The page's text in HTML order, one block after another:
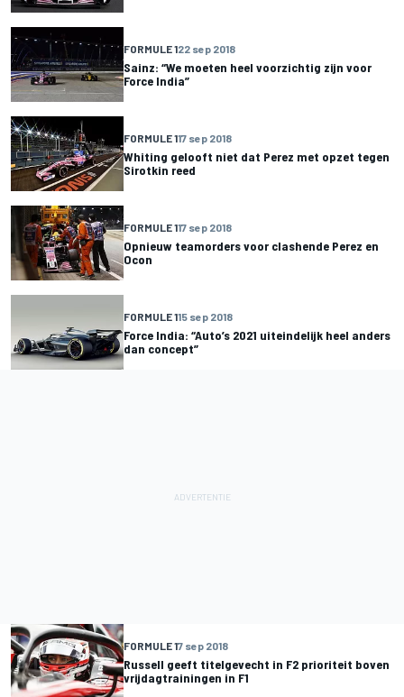
FORMULE 122 sep 2018
Sainz: “We moeten heel voorzichtig zijn voor
Force India”
FORMULE 117 sep 2018
Whiting gelooft niet dat Perez met opzet tegen
Sirotkin reed
FORMULE 117 sep 2018
Opnieuw teamorders voor clashende Perez en
Ocon
FORMULE 115 sep 2018
Force India: “Auto’s 2021 uiteindelijk heel anders
dan concept”
FORMULE 17 sep 2018
Russell geeft titelgevecht in F2 prioriteit boven
vrijdagtrainingen in F1